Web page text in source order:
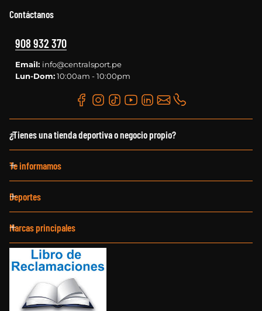
Contáctanos
908 932 370
Email: info@centralsport.pe
Lun-Dom: 10:00am - 10:00pm
¿Tienes una tienda deportiva o negocio propio?
Te informamos
Deportes
Marcas principales